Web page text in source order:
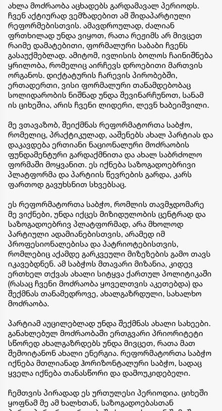
ახლა მოძრაობა აცხადებს გარდამავალ პერიოდს.
ჩვენ აქტიურად ვემზადებით ამ შიდაპარტიული
რეფორმებისთვის. ამავდროულად, ძალიან
ფრთხილად უნდა ვიყოთ, რათა რეჟიმს არ მივცეთ
რაიმე დამატებითი, ფორმალური საბაბი ჩვენს
გასაუქმებლად. ამიტომ, ივლისის ბოლოს ჩაინიშნება
ყრილობა, რომელიც აირჩევს დროებითი მართვის
ორგანოს. დიქტატურის ჩარევის პირობებში,
ერთადერთი, ვისი ფორმალური თანამდებობაც
სოლიდარობის ნიშნად უნდა შევინარჩუნოთ, სანამ
ის ციხეშია, არის ჩვენი ლიდერი, ლევნ ხაბეიშვილი.
მე ვთავაზობ, შეიქმნას რეფორმატორთა საბჭო,
რომელიც, პრაქტიკულად, ააშენებს ახალ პარტიას და
დაკავდება ერთიანი ნაციონალური მოძრაობის
ფუნდამენტური გარდაქმნითა და ახალ საბრძოლო
ფორმაში მოყვანით. ეს იქნება საზოგადოებრივი
პლატფორმა და პარტიის წევრების გარდა, კარს
ფართოდ გავუხსნით სხვებსაც.
ეს რეფორმატორთა საბჭო, რომლის თავმჯდომარე
მე ვიქნები, უნდა იქცეს მიზიდულობის ცენტრად და
საზოგადოებრივ პლატფორმად, არა მხოლოდ
პარტიული ადამიანებისთვის, არამედ იმ
პროფესიონალებისა და პატრიოტებისთვის,
რომლებიც აქამდე გარკვეული მიზეზების გამო თავს
იკავებდნენ. ამ საბჭოს მთავარი მიზანია, კიდევ
ერთხელ თქვას ახალი სიტყვა ქართულ პოლიტიკაში
(რასაც ჩვენი მოძრაობა ყოველთვის აკეთებდა) და
შექმნას თანამედროვე, ახალგაზრდული, სახალხო
მოძრაობა.
პარტიამ აუცილებლად უნდა შექმნას ახალი სახეები.
განახლებულ მოძრაობაში ერთგვარი პრიორიტეტი
სწორედ ახალგაზრდებს უნდა მივცეთ, რათა მათ
შემოიტანონ ახალი ენერგია. რეფორმატორთა საბჭო
იქნება მთლიანად ჰორიზონტალური საბჭო, სადაც
ყველა იქნება თანასწორი და დამოუკიდებელი.
ჩემთვის პირადად ეს ურთულესი პერიოდია. ციხეში
ყოფნამ მე ამ ხალხთან, საზოგადოებასთან